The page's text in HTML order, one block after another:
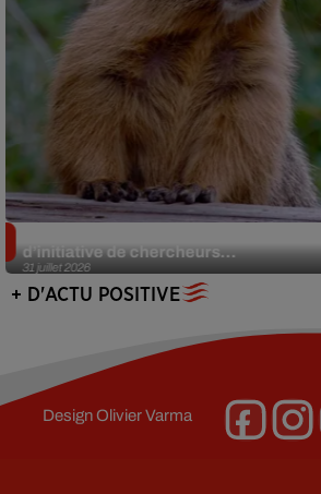
31 juillet 2026
d’initiative de chercheurs...
+ D'ACTU POSITIVE
DesignOlivier Varma